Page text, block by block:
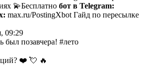
💫Бесплатно бот в Telegram:
max.ru/PostingXbot Гайд по пересылке
09:29
позавчера! #лето
❤️ 💘 🔥